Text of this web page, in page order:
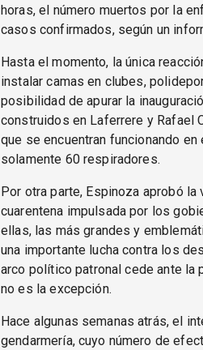
horas, el número muertos por la
casos confirmados, según un
Hasta el momento, la única
instalar camas en clubes,
posibilidad de apurar la
construidos en Laferrere y Rafael
que se encuentran funcionando
solamente 60 respiradores.
Por otra parte, Espinoza aprobó
cuarentena impulsada por los
ellas, las más grandes y
una importante lucha contra los
arco político patronal cede ante la
no es la excepción.
Hace algunas semanas atrás, el
gendarmería, cuyo número de